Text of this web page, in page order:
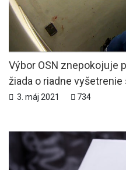
Výbor OSN znepokojuje
žiada o riadne
3. máj 2021 734